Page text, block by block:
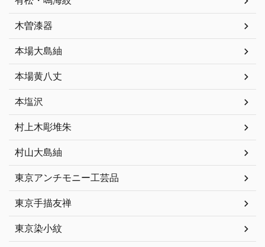
木曽漆器
本場大島紬
本場黄八丈
本塩沢
村上木彫堆朱
村山大島紬
東京アンチモニー工芸品
東京手描友禅
東京染小紋